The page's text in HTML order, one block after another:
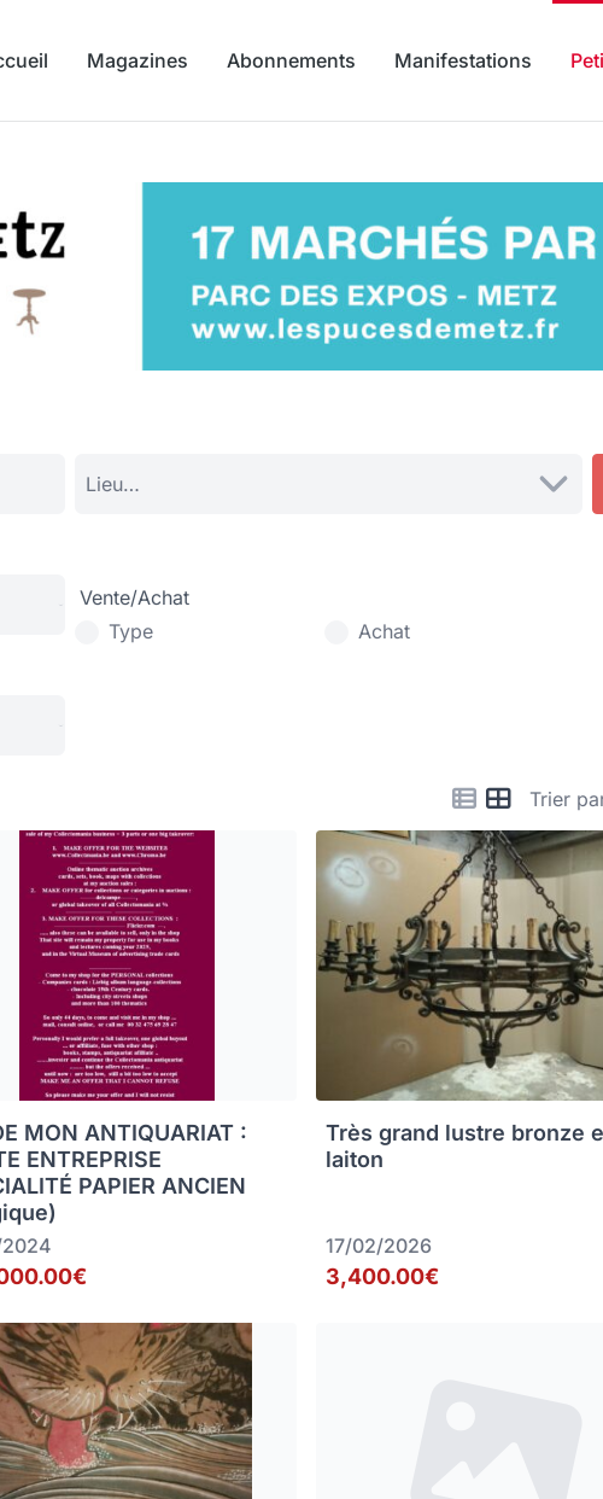
Magazines Abonnements Manifestations
Vente/Achat
Type
Achat
Trier
MON ANTIQUARIAT :
ENTREPRISE
PAPIER ANCIEN
2024
Très grand lustre bronze
laiton
17/02/2026
3,400.00€